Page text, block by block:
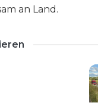
an Land.